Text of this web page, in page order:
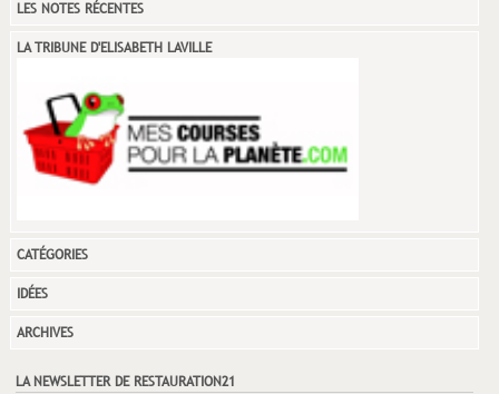
LES NOTES RÉCENTES
LA TRIBUNE D'ELISABETH LAVILLE
CATÉGORIES
IDÉES
ARCHIVES
LA NEWSLETTER DE RESTAURATION21